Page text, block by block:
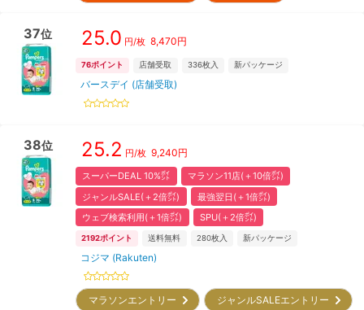
37位 25.0 円/枚 8,470円
76ポイント 店舗受取 336枚入 新パッケージ
バースデイ (店舗受取)
38位 25.2 円/枚 9,240円
スーパーDEAL 10%㌽
マラソン11店(＋10倍㌽)
ジャンルSALE(＋2倍㌽)
最強翌日(＋1倍㌽)
ウェブ検索利用(＋1倍㌽)
SPU(＋2倍㌽)
2192ポイント 送料無料 280枚入 新パッケージ
コジマ (Rakuten)
マラソンエントリー
ジャンルSALEエントリー